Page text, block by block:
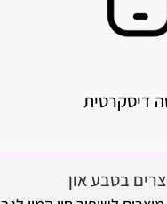
און